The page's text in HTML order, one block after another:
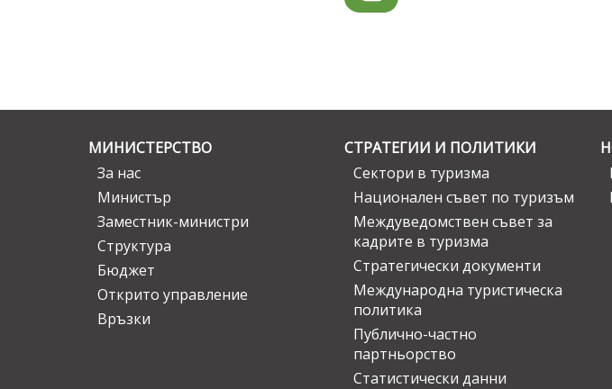
МИНИСТЕРСТВО
За нас
Министър
Заместник-министри
Структура
Бюджет
Открито управление
Връзки
СТРАТЕГИИ И ПОЛИТИКИ
Сектори в туризма
Национален съвет по туризъм
Междуведомствен съвет за
кадрите в туризма
Стратегически документи
Международна туристическа
политика
Публично-частно
партньорство
Статистически данни